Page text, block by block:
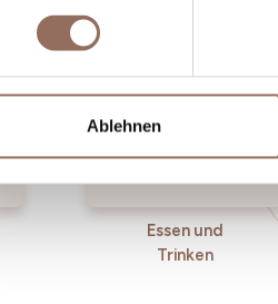
Ablehnen
Essen und
Trinken